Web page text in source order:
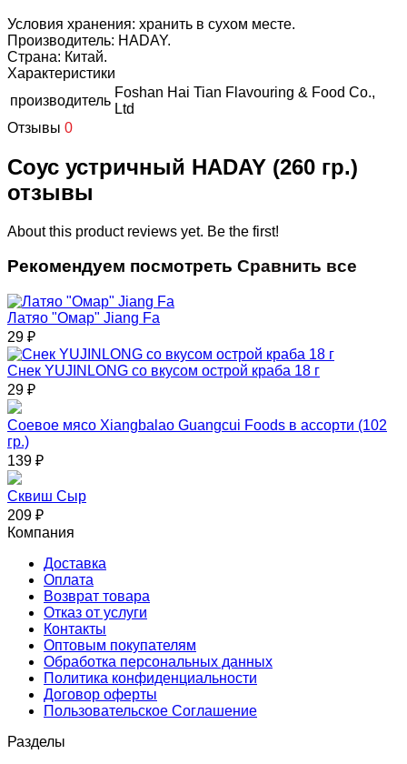
Условия хранения: хранить в сухом месте.
Производитель: HADAY.
Страна: Китай.
Характеристики
производитель
Foshan Hai Tian Flavouring & Food Co.,
Ltd
Отзывы 0
Соус устричный HADAY (260 гр.)
отзывы
About this product reviews yet. Be the first!
Рекомендуем посмотреть Сравнить все
Латяо "Омар" Jiang Fa
29 ₽
Снек YUJINLONG со вкусом острой краба 18 г
29 ₽
Соевое мясо Xiangbalao Guangcui Foods в ассорти (102
гр.)
139 ₽
Сквиш Сыр
209 ₽
Компания
Доставка
Оплата
Возврат товара
Отказ от услуги
Контакты
Оптовым покупателям
Обработка персональных данных
Политика конфиденциальности
Договор оферты
Пользовательское Соглашение
Разделы